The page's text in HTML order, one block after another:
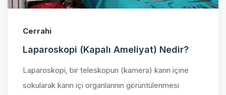
Cerrahi
Laparoskopi (Kapalı Ameliyat) Nedir?
Laparoskopi, bir teleskopun (kamera) karın içine
sokularak karın içi organlarının görüntülenmesi